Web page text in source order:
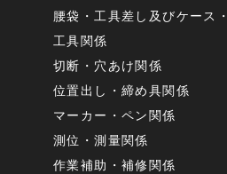
腰袋・工具差し及びケース
工具関係
切断・穴あけ関係
位置出し・締め具関係
マーカー・ペン関係
測位・測量関係
作業補助・補修関係